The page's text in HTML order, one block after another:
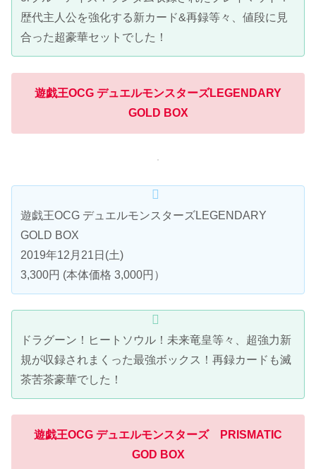
歴代主人公を強化する新カード&再録等々、値段に見
合った超豪華セットでした！
遊戯王OCG デュエルモンスターズLEGENDARY
GOLD BOX
遊戯王OCG デュエルモンスターズLEGENDARY
GOLD BOX
2019年12月21日(土)
3,300円 (本体価格 3,000円）
ドラグーン！ヒートソウル！未来竜皇等々、超強力新
規が収録されまくった最強ボックス！再録カードも滅
茶苦茶豪華でした！
遊戯王OCG デュエルモンスターズ PRISMATIC
GOD BOX